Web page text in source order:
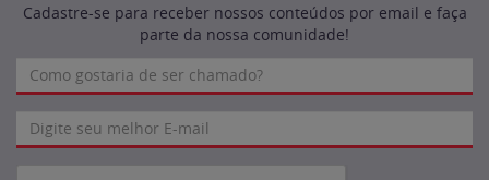
Cadastre-se para receber nossos conteúdos por email e faça
parte da nossa comunidade!